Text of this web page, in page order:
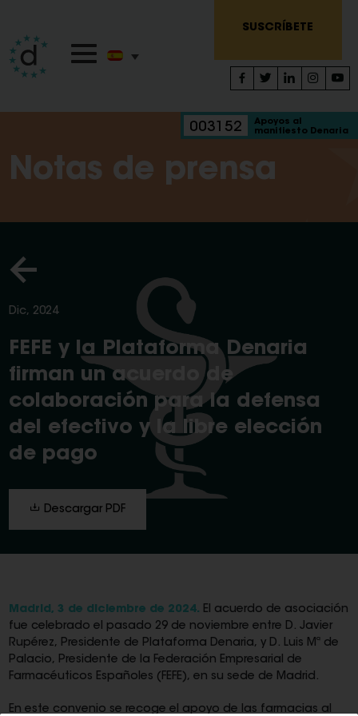
SUSCRÍBETE
003152
Apoyos al
manifiesto Denaria
Notas de prensa
Dic, 2024
FEFE y la Plataforma Denaria
firman un acuerdo de
colaboración para la defensa
del efectivo y la libre elección
de pago
Descargar PDF
Madrid, 3 de diciembre de 2024. El acuerdo de asociación
fue celebrado el pasado 29 de noviembre entre D. Javier
Rupérez, Presidente de Plataforma Denaria, y D. Luis Mª de
Palacio, Presidente de la Federación Empresarial de
Farmacéuticos Españoles (FEFE), en su sede de Madrid.
En este convenio se recoge el apoyo de las farmacias al